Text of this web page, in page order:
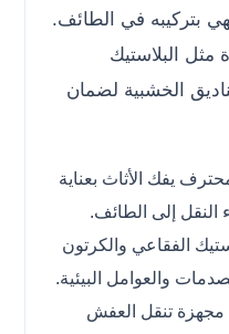
بتركيبه في الطائف.
مثل البلاستيك
الخشبية لضمان
يفك الأثاث بعناية
إلى الطائف.
الفقاعي والكرتون
والعوامل البيئية.
تنقل العفش